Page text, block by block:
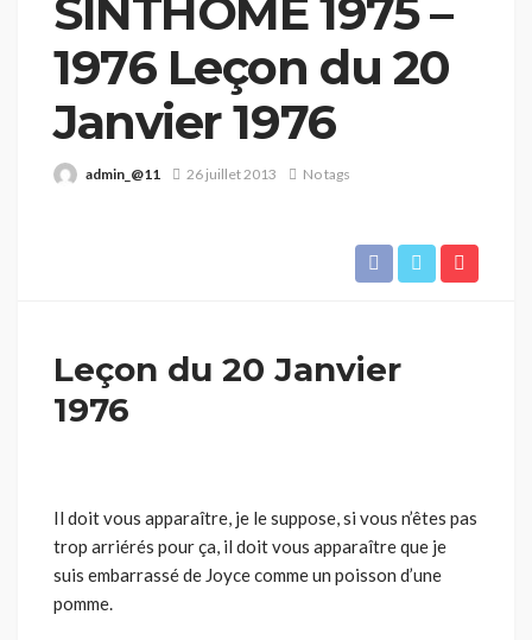
SINTHOME 1975 –
1976 Leçon du 20
Janvier 1976
admin_@11 26 juillet 2013 No tags
Leçon du 20 Janvier
1976
Il doit vous apparaître, je le suppose, si vous n’êtes pas
trop arriérés pour ça, il doit vous apparaître que je
suis embarrassé de Joyce comme un poisson d’une
pomme.